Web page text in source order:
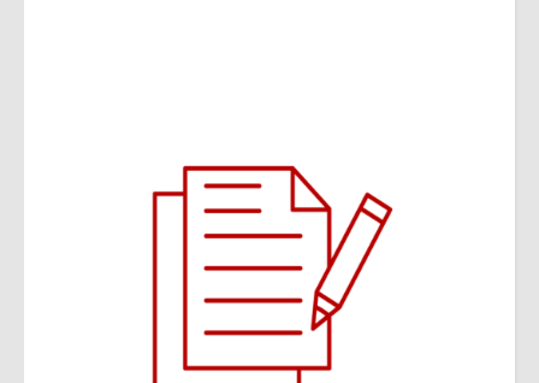
Gestion de patrimoine